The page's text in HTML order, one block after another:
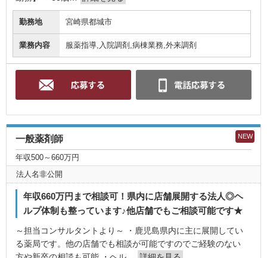
勤務地 宮崎県都城市
業務内容 服薬指導,入院調剤,病棟業務,外来調剤
NEW
一般薬剤師
年収500～660万円
法人名非公開
年収660万円まで相談可！県内に店舗展開する法人◎ヘ
ルプ体制も整っています♪他店舗でもご相談可能です★
～担当コンサルタントより～ ・鹿児島県内に主に展開してい
る薬局です。他の店舗でも相談が可能ですのでご経験のない